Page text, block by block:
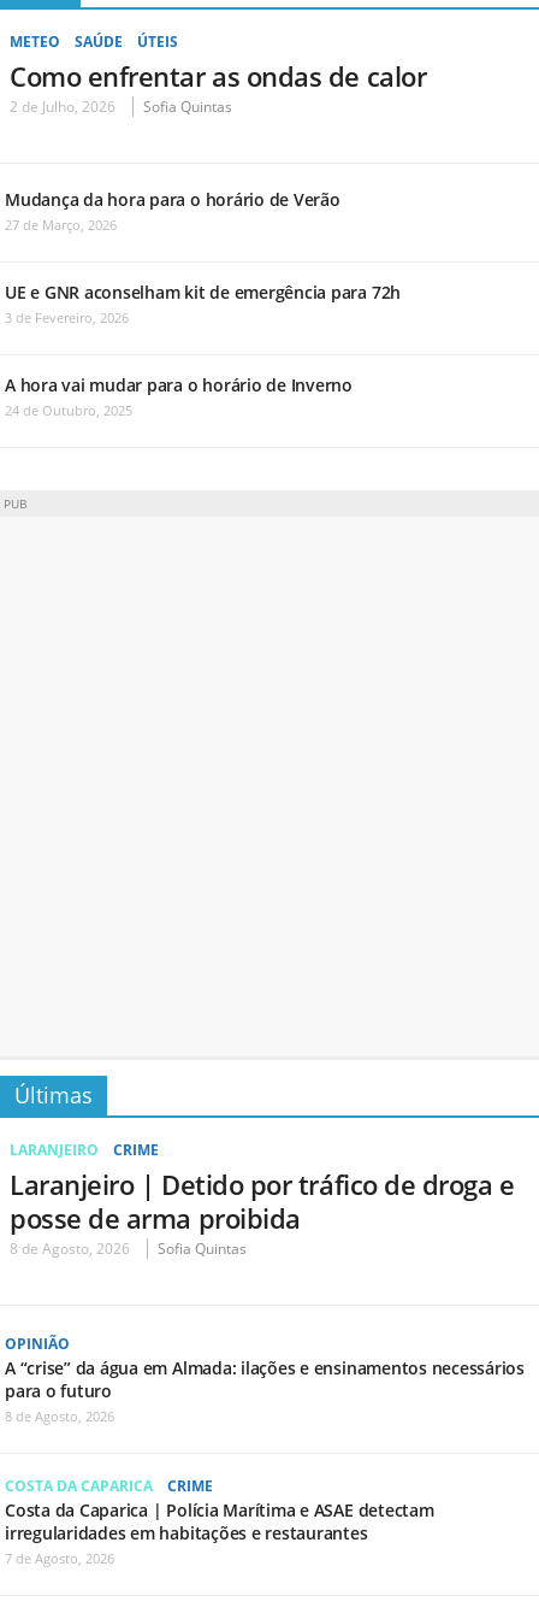
METEO SAÚDE ÚTEIS
Como enfrentar as ondas de calor
2 de Julho, 2026 Sofia Quintas
Mudança da hora para o horário de Verão
27 de Março, 2026
UE e GNR aconselham kit de emergência para 72h
3 de Fevereiro, 2026
A hora vai mudar para o horário de Inverno
24 de Outubro, 2025
PUB
Últimas
LARANJEIRO CRIME
Laranjeiro | Detido por tráfico de droga e
posse de arma proibida
8 de Agosto, 2026 Sofia Quintas
OPINIÃO
A “crise” da água em Almada: ilações e ensinamentos necessários
para o futuro
8 de Agosto, 2026
COSTA DA CAPARICA CRIME
Costa da Caparica | Polícia Marítima e ASAE detectam
irregularidades em habitações e restaurantes
7 de Agosto, 2026